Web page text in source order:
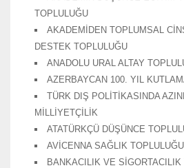
TOPLULUĞU
AKADEMİDEN TOPLUMSAL
DESTEK TOPLULUĞU
ANADOLU URAL ALTAY
AZERBAYCAN 100. YIL
TÜRK DIŞ POLİTİKASINDA
MİLLİYETÇİLİK
ATATÜRKÇÜ DÜŞÜNCE
AVİCENNA SAĞLIK TOPLULUĞU
BANKACILIK VE SİGORTACILIK